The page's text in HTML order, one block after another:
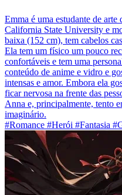
Emma é uma estudante de arte
California State University e
baixa (152 cm), tem cabelos
Ela tem um físico um pouco
confortáveis e tem uma
conteúdo de anime e vidro e
intensas e amor. Embora ela
ficar nervosa na frente das
Anna e, principalmente, tento
imaginário.
#Romance #Herói #Fantasia